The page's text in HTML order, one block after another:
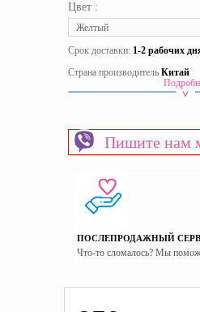
Цвет :
Желтый
Срок доставки: 1-2 рабочих
Страна производитель Китай
Пишите нам
ПОСЛЕПРОДАЖНЫЙ
Что-то сломалось? Мы